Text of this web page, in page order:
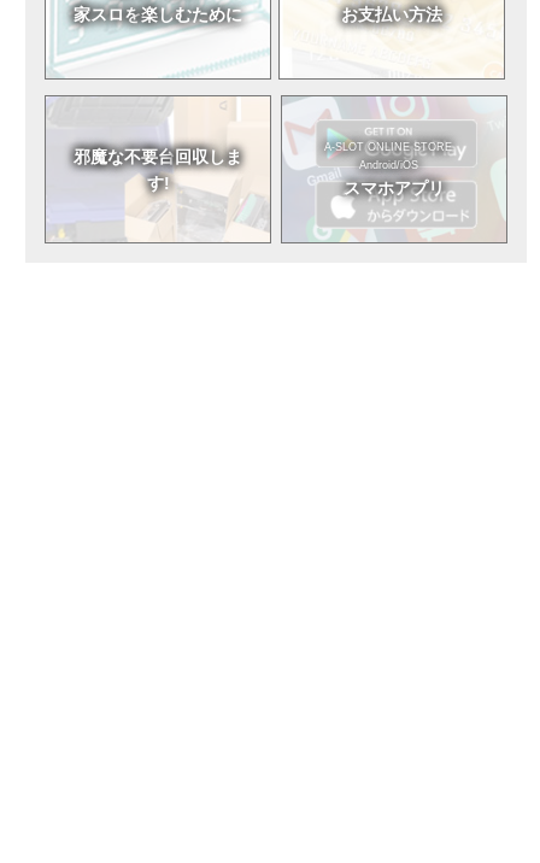
家スロを楽しむために お支払い方法
邪魔な不要台回収しま
す!
A-SLOT ONLINE STORE
Android/iOS
スマホアプリ